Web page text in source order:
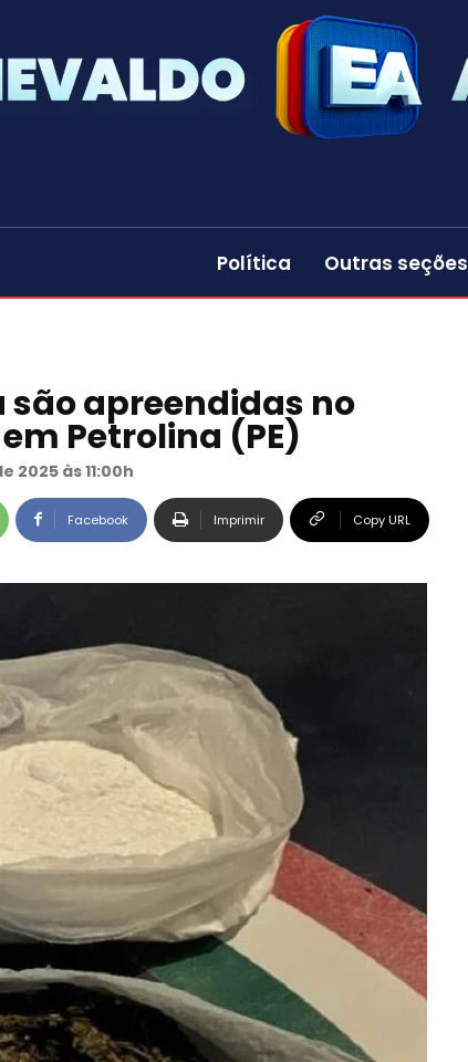
Política Outras seções
apreendidas no
Petrolina (PE)
2025 às 11:00h
Facebook Imprimir Copy URL